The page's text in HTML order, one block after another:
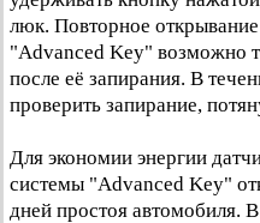
люк. Повторное
"Advanced Key" возможно
после её запирания. В
проверить запирание,
Для экономии энергии
системы "Advanced Key"
дней простоя автомобиля.